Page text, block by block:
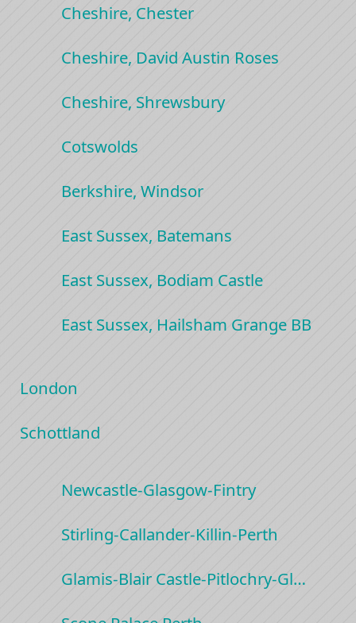
Cheshire, Chester
Cheshire, David Austin Roses
Cheshire, Shrewsbury
Cotswolds
Berkshire, Windsor
East Sussex, Batemans
East Sussex, Bodiam Castle
East Sussex, Hailsham Grange BB
London
Schottland
Newcastle-Glasgow-Fintry
Stirling-Callander-Killin-Perth
Glamis-Blair Castle-Pitlochry-Gl…